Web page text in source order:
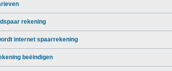
rekening
internet spaarrekening
beëindigen